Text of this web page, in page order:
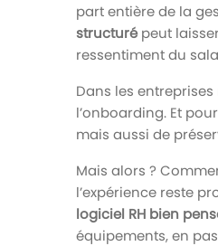
part entière de la
structurépeut
ressentiment du
Dans les
l’onboarding. Et
mais aussi de
Mais alors ?
l’expérience reste
logiciel RH bien
équipements, en